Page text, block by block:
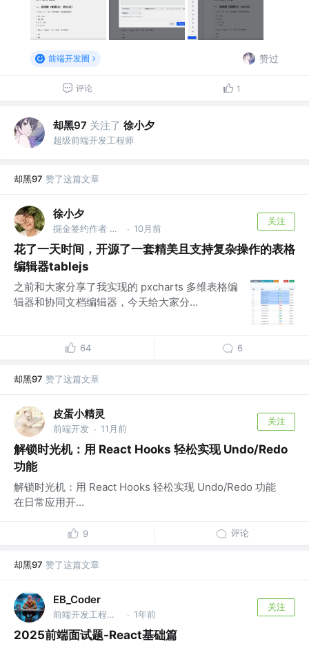
前端开发圈 赞过
评论 1
却黑97 关注了 徐小夕
超级前端开发工程师
却黑97 赞了这篇文章
徐小夕
掘金签约作者 @flowmix多模态 · 10月前
关注
花了一天时间，开源了一套精美且支持复杂操作的表格
编辑器tablejs
之前和大家分享了我实现的 pxcharts 多维表格编
辑器和协同文档编辑器，今天给大家分...
64 6
却黑97 赞了这篇文章
皮蛋小精灵
前端开发 · 11月前
关注
解锁时光机：用 React Hooks 轻松实现 Undo/Redo
功能
解锁时光机：用 React Hooks 轻松实现 Undo/Redo 功能
在日常应用开...
9 评论
却黑97 赞了这篇文章
EB_Coder
前端开发工程师 @菜鸡科技有限公司 · 1年前
关注
2025前端面试题-React基础篇